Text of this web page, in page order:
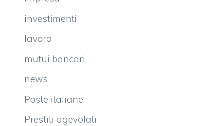
investimenti
lavoro
mutui bancari
news
Poste italiane
Prestiti agevolati